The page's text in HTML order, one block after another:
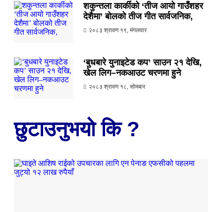
शकुन्तला कार्कीको ‘तीज आयो गाउँशहर
देशैमा’ बोलको तीज गीत सार्वजनिक,
२०८३ श्रावण १९, मंगलवार
‘बुधबारे युनाइटेड कप’ साउन २१ देखि,
खेल लिग–नकआउट चरणमा हुने
२०८३ श्रावण १८, सोमबार
छुटाउनुभयो कि ?